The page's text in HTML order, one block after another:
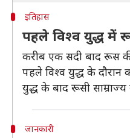
इतिहास
पहले विश्व युद्ध में
करीब एक सदी बाद रूस
पहले विश्व युद्ध के दौरान
युद्ध के बाद रूसी
जानकारी